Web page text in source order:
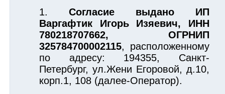
Согласие выдано ИП
Варгафтик Игорь Изяевич, ИНН
780218707662, ОГРНИП
325784700002115, расположенному
по адресу: 194355, Санкт-
Петербург, ул.Жени Егоровой, д.10,
корп.1, 108 (далее-Оператор).